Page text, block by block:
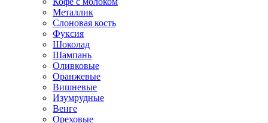
Металлик
Слоновая кость
Фуксия
Шоколад
Шампань
Оливковые
Оранжевые
Вишневые
Изумрудные
Венге
Ореховые